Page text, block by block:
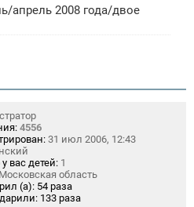
апрель 2008 года/двое
4556
31 июл 2006, 12:43
вас детей: 1
Московская область
(а): 54 раза
133 раза